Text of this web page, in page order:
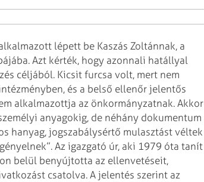
lépett be Kaszás Zoltánnak, a
Azt kérték, hogy azonnali hatállyal
céljából. Kicsit furcsa volt, mert nem
és a belső ellenőr jelentős
alkalmazottja az önkormányzatnak. Akkor
anyagokig, de néhány dokumentum
hanyag, jogszabálysértő mulasztást véltek
Az igazgató úr, aki 1979 óta tanít
belül benyújtotta az ellenvetéseit,
csatolva. A jelentés szerint az